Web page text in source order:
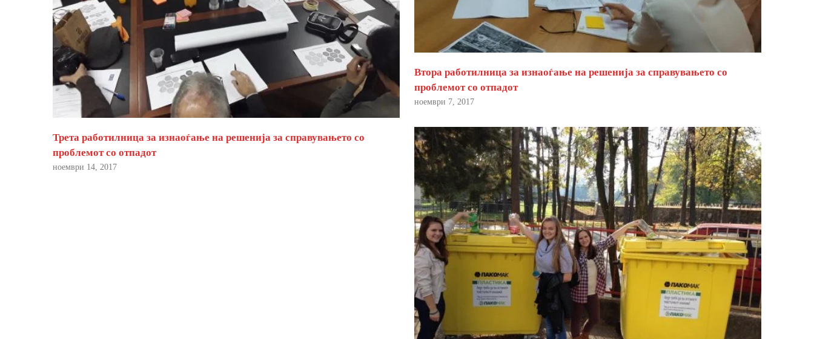
Трета работилница за изнаоѓање на решенија за справувањето со
проблемот со отпадот
ноември 14, 2017
Втора работилница за изнаоѓање на решенија за справувањето со
проблемот со отпадот
ноември 7, 2017